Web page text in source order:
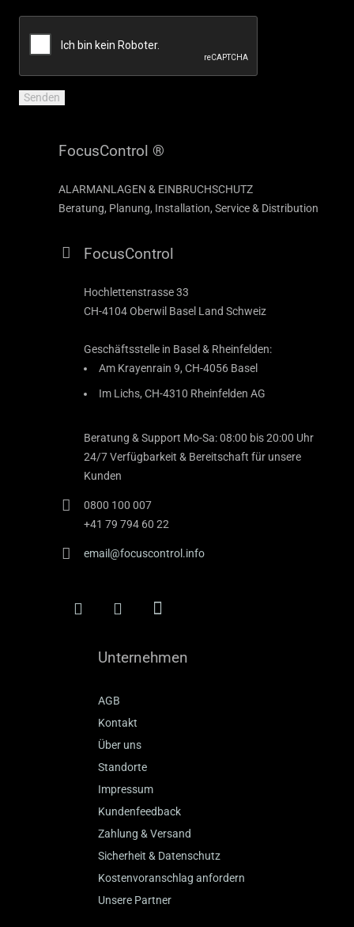
FocusControl ®
ALARMANLAGEN & EINBRUCHSCHUTZ
Beratung, Planung, Installation, Service & Distribution
FocusControl
Hochlettenstrasse 33
CH-4104 Oberwil Basel Land Schweiz
Geschäftsstelle in Basel & Rheinfelden:
Am Krayenrain 9, CH-4056 Basel
Im Lichs, CH-4310 Rheinfelden AG
Beratung & Support Mo-Sa: 08:00 bis 20:00 Uhr
24/7 Verfügbarkeit & Bereitschaft für unsere
Kunden
0800 100 007
+41 79 794 60 22
email@focuscontrol.info
Unternehmen
AGB
Kontakt
Über uns
Standorte
Impressum
Kundenfeedback
Zahlung & Versand
Sicherheit & Datenschutz
Kostenvoranschlag anfordern
Unsere Partner